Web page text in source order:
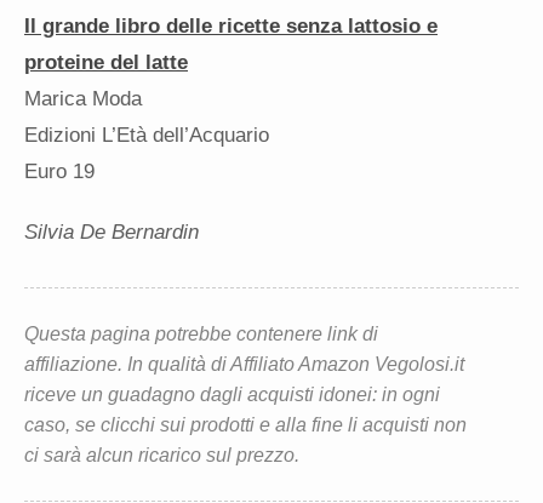
Il grande libro delle ricette senza lattosio e
proteine del latte
Marica Moda
Edizioni L’Età dell’Acquario
Euro 19
Silvia De Bernardin
Questa pagina potrebbe contenere link di
affiliazione. In qualità di Affiliato Amazon Vegolosi.it
riceve un guadagno dagli acquisti idonei: in ogni
caso, se clicchi sui prodotti e alla fine li acquisti non
ci sarà alcun ricarico sul prezzo.